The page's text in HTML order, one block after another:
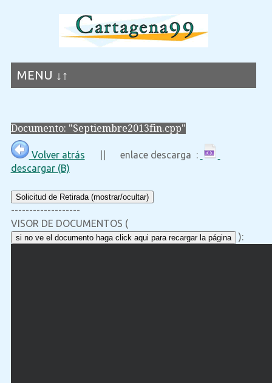
MENU ↓↑
Documento: "Septiembre2013fin.cpp"
Volver atrás || enlace descarga :
descargar (B)
Solicitud de Retirada (mostrar/ocultar)
-------------------
VISOR DE DOCUMENTOS (
si no ve el documento haga click aqui para recargar la página ):